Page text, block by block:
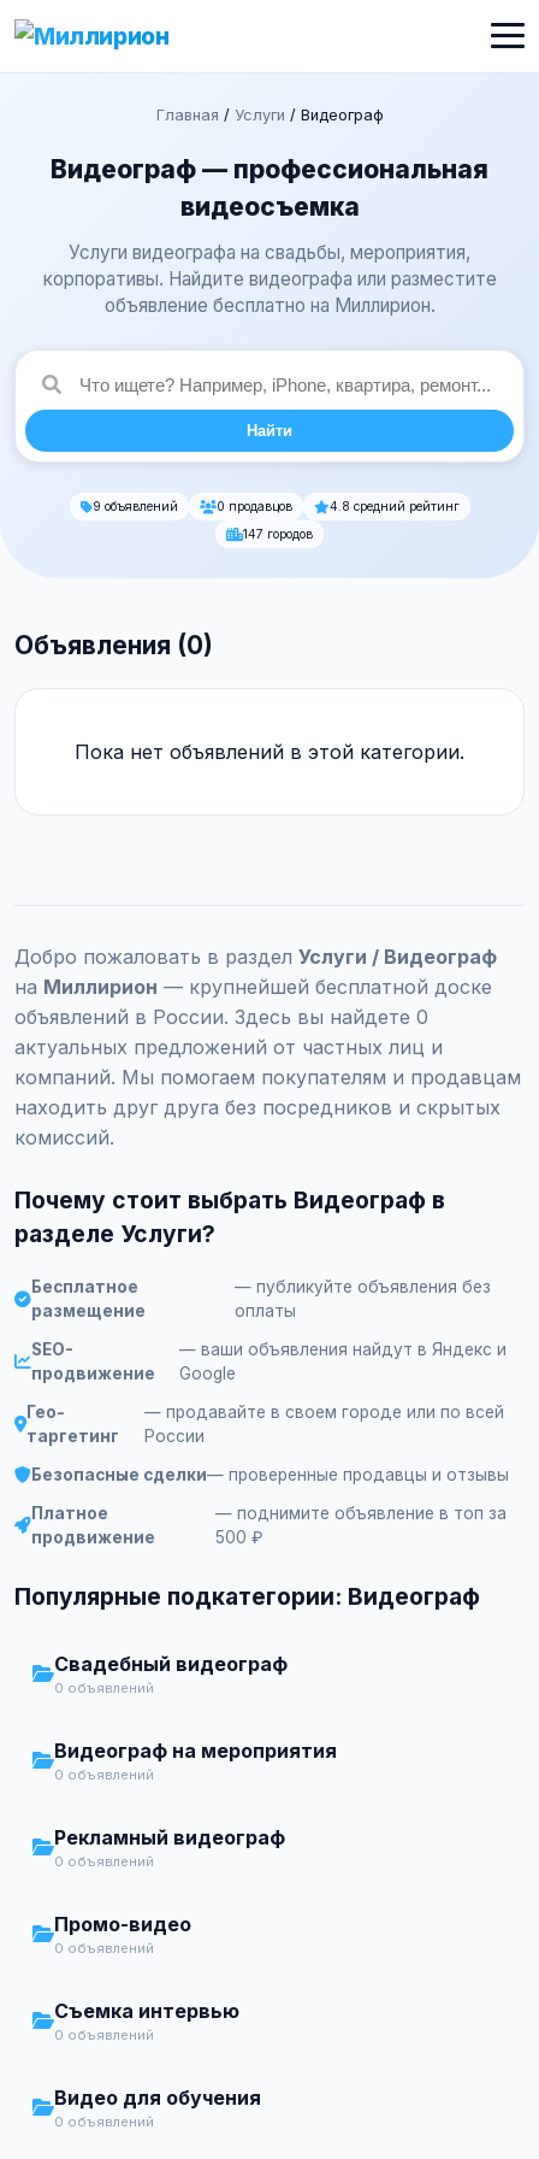
Главная / Услуги / Видеограф
Видеограф — профессиональная
видеосъемка
Услуги видеографа на свадьбы, мероприятия,
корпоративы. Найдите видеографа или разместите
объявление бесплатно на Миллирион.
Найти
9 объявлений 0 продавцов
4.8 средний рейтинг
147 городов
Объявления (0)
Пока нет объявлений в этой категории.
Добро пожаловать в раздел Услуги / Видеограф
на Миллирион — крупнейшей бесплатной доске
объявлений в России. Здесь вы найдете 0
актуальных предложений от частных лиц и
компаний. Мы помогаем покупателям и продавцам
находить друг друга без посредников и скрытых
комиссий.
Почему стоит выбрать Видеограф в
разделе Услуги?
Бесплатное
размещение
— публикуйте объявления без
оплаты
SEO-
продвижение
— ваши объявления найдут в Яндекс и
Google
Гео-
таргетинг
— продавайте в своем городе или по всей
России
Безопасные сделки— проверенные продавцы и отзывы
Платное
продвижение
— поднимите объявление в топ за
500 ₽
Популярные подкатегории: Видеограф
Свадебный видеограф
0 объявлений
Видеограф на мероприятия
0 объявлений
Рекламный видеограф
0 объявлений
Промо-видео
0 объявлений
Съемка интервью
0 объявлений
Видео для обучения
0 объявлений